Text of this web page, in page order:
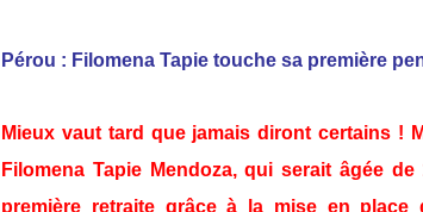
Pérou : Filomena Tapie touche sa première
Mieux vaut tard que jamais diront certains !
Filomena Tapie Mendoza, qui serait âgée
première retraite grâce à la mise en place